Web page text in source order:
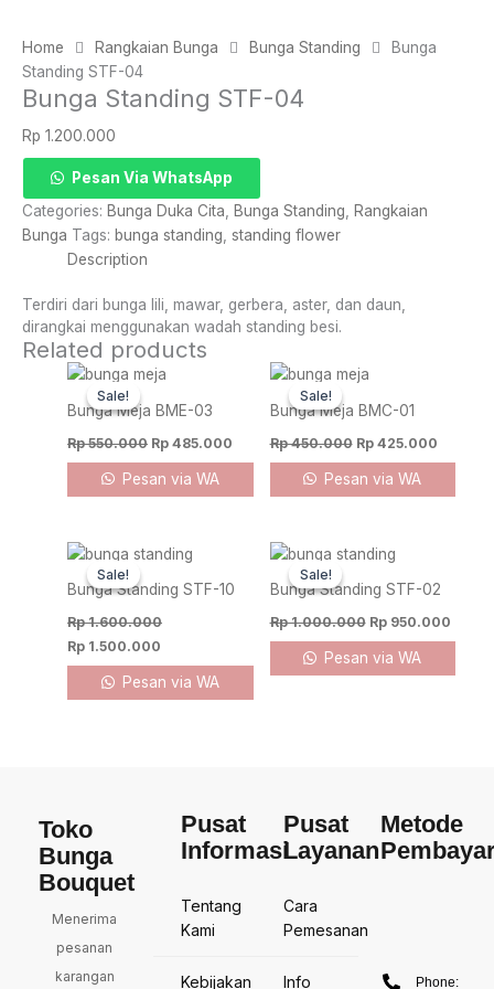
Home Rangkaian Bunga Bunga Standing
Bunga
Standing STF-04
Bunga Standing STF-04
Rp 1.200.000
Bunga
Standing
STF-
04
quantity
Pesan Via WhatsApp
Categories: Bunga Duka Cita Bunga Standing
Rangkaian
Bunga Tags: bunga standing standing flower
Description
Terdiri dari bunga lili, mawar, gerbera, aster, dan daun,
dirangkai menggunakan wadah standing besi.
Related products
Sale!
Sale!
Bunga Meja BME-03
Rp550.000
Original
price
was:
Rp 485.000
Current
Rp 485.000.
Pesan via WA
Sale!
Sale!
Bunga Meja BMC-01
Rp450.000
Original
price
was:
Rp425.000
Pesan via WA
Sale!
Sale!
Bunga Standing STF-10
Rp1.600.000
Original
price
was:
Rp 1.600.000.
Rp 1.500.000
Current
price
is:
Rp 1.500.000.
Pesan via WA
Sale!
Sale!
Bunga Standing STF-02
Rp1.000.000
Original
price
was:
Rp 1.000.000.
Rp950.000
Pesan via WA
Toko
Bunga
Bouquet
Menerima
pesanan
karangan
Pusat
Informasi
Tentang
Kami
Kebijakan
Pusat
Layanan
Cara
Pemesanan
Info
Metode
Phone: